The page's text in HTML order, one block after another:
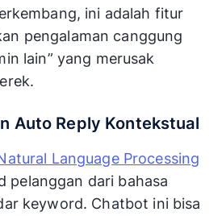
ini adalah fitur
pengalaman canggung
lain” yang merusak
Auto Reply Kontekstual
Language Processing
pelanggan dari bahasa
keyword. Chatbot ini bisa